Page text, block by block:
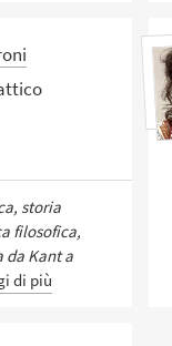
storia
filosofica,
da Kant a
di più